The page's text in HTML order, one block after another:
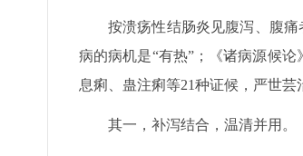
按溃疡性结肠炎见腹泻、腹
病的病机是“有热”；《诸病源候
息痢、蛊注痢等21种证候，严世芸
其一，补泻结合，温清并用。